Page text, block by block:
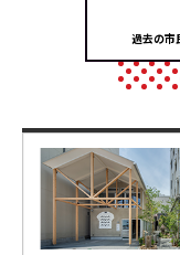
過去の市